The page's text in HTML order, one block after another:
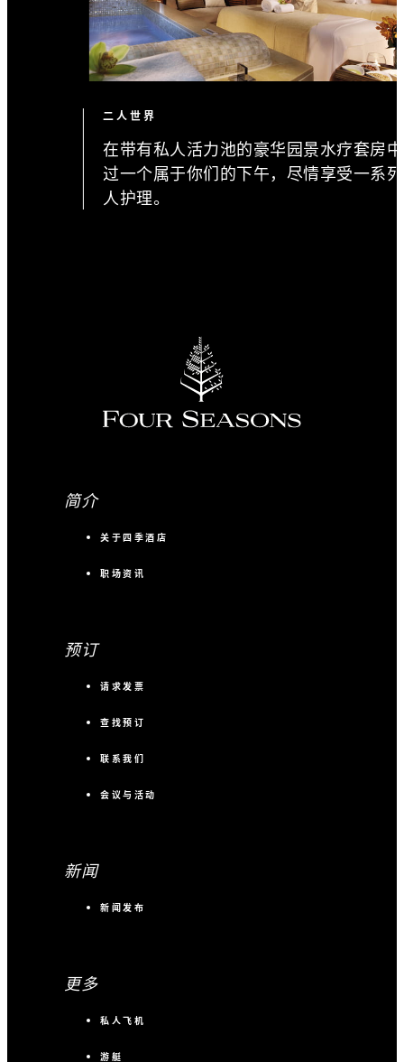
二人世界
在带有私人活力池的豪华园景水疗套房
过一个属于你们的下午，尽情享受一系
人护理。
简介
关于四季酒店
职场资讯
预订
请求发票
查找预订
联系我们
会议与活动
新闻
新闻发布
更多
私人飞机
游艇